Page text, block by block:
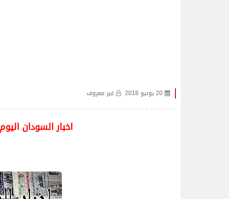
20 يونيو 2018 غير معروف
اخبار السودان اليوم